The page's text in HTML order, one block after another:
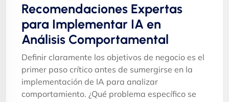
Recomendaciones Expertas
para Implementar IA en
Análisis Comportamental
Definir claramente los objetivos de negocio es el
primer paso crítico antes de sumergirse en la
implementación de IA para analizar
comportamiento. ¿Qué problema específico se